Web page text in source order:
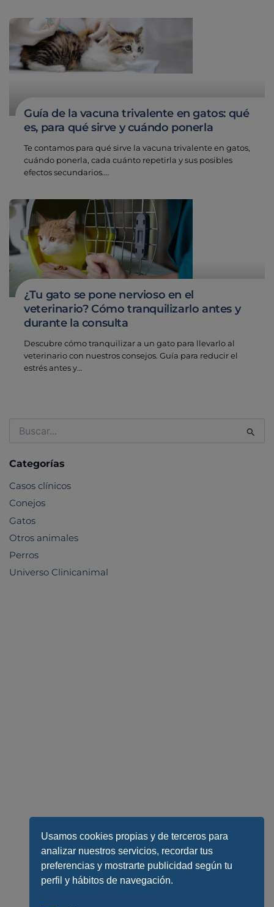
Guía de la vacuna trivalente en gatos: qué
es, para qué sirve y cuándo ponerla
Te contamos para qué sirve la vacuna trivalente en gatos,
cuándo ponerla, cada cuánto repetirla y sus posibles
efectos secundarios.…
¿Tu gato se pone nervioso en el
veterinario? Cómo tranquilizarlo antes y
durante la consulta
Descubre cómo tranquilizar a un gato para llevarlo al
veterinario con nuestros consejos. Guía para reducir el
estrés antes y…
por:
Categorías
Casos clínicos
Conejos
Gatos
Otros animales
Perros
Universo Clinicanimal
Usamos cookies propias y de terceros para
analizar nuestros servicios, recordar tus
preferencias y mostrarte publicidad según tu
perfil y hábitos de navegación.